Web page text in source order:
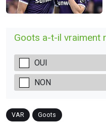
Goots a-t-il vraiment
OUI
NON
VAR Goots